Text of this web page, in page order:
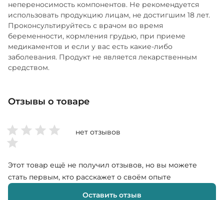
TRAACS™), Марганец (из биглицината марганца
TRAACS™), Хром (из пиколината хрома), Молибден
(из молибдата натрия), Калий (из хлорида калия),
Клюква (Vaccinium macrocarpon) (плоды), Экстракт
граната (плоды), Органические ягоды асаи (Euterpe
oleracea) (кожура и мякоть фруктов), Экстракт
Альфа-липоевая кислота, Инозитол, Органические
экстракта томатов), Лютеин (из экстракта цветков
бархатцев) (Tagetes erecta) (FloraGLO®),
кислота (растительного происхождения) и
Диоксид кремния.
непереносимость компонентов. Не рекомендуется
использовать продукцию лицам, не достигшим 18 лет.
Проконсультируйтесь с врачом во время
беременности, кормления грудью, при приеме
медикаментов и если у вас есть какие-либо
заболевания. Продукт не является лекарственным
средством.
Отзывы о товаре
нет отзывов
Этот товар ещё не получил отзывов, но вы можете
стать первым, кто расскажет о своём опыте
Оставить отзыв